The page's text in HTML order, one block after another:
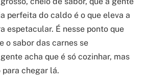
perfeita do caldo é o que eleva a
espetacular. É nesse ponto que
o sabor das carnes se
acha que é só cozinhar, mas
chegar lá.